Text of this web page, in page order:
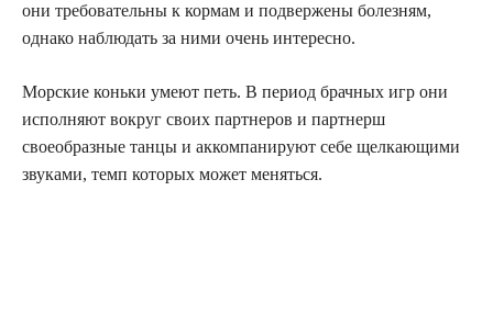
они требовательны к кормам и подвержены болезням,
однако наблюдать за ними очень интересно.
Морские коньки умеют петь. В период брачных игр они
исполняют вокруг своих партнеров и партнерш
своеобразные танцы и аккомпанируют себе щелкающими
звуками, темп которых может меняться.